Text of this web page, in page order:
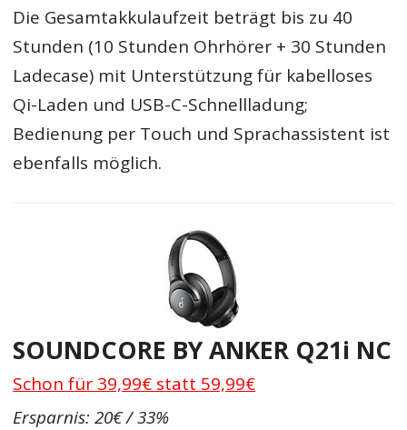
Die Gesamtakkulaufzeit beträgt bis zu 40
Stunden (10 Stunden Ohrhörer + 30 Stunden
Ladecase) mit Unterstützung für kabelloses
Qi-Laden und USB-C-Schnellladung;
Bedienung per Touch und Sprachassistent ist
ebenfalls möglich.
SOUNDCORE BY ANKER Q21i NC
Schon für 39,99€ statt 59,99€
Ersparnis: 20€ / 33%